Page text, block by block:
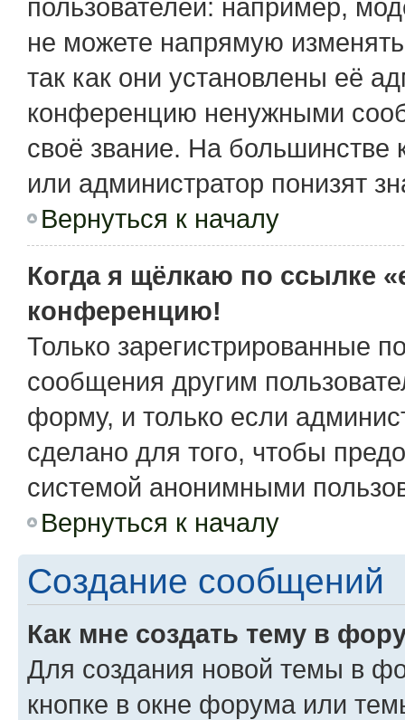
пользователей: например,
не можете напрямую
так как они установлены её
конференцию ненужными
своё звание. На
или администратор понизят
Вернуться к началу
Когда я щёлкаю по ссылке
конференцию!
Только зарегистрированные
сообщения другим
форму, и только если
сделано для того, чтобы
системой анонимными
Вернуться к началу
Создание сообщений
Как мне создать тему в
Для создания новой темы в
кнопке в окне форума или